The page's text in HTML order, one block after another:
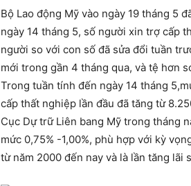
Bộ Lao động Mỹ vào ngày 19 tháng 5
ngày 14 tháng 5, số người xin trợ cấp
người so với con số đã sửa đổi tuần
mới trong gần 4 tháng qua, và tệ hơn
Trong tuần tính đến ngày 14 tháng
cấp thất nghiệp lần đầu đã tăng từ
Cục Dự trữ Liên bang Mỹ trong tháng
mức 0,75% -1,00%, phù hợp với kỳ
từ năm 2000 đến nay và là lần tăng lãi